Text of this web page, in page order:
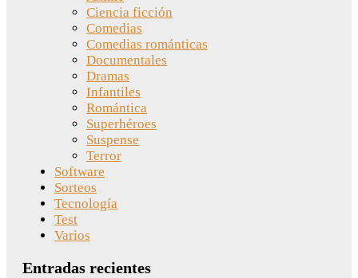
Ciencia ficción
Comedias
Comedias románticas
Documentales
Dramas
Infantiles
Romántica
Superhéroes
Suspense
Terror
Software
Sorteos
Tecnología
Test
Varios
Entradas recientes